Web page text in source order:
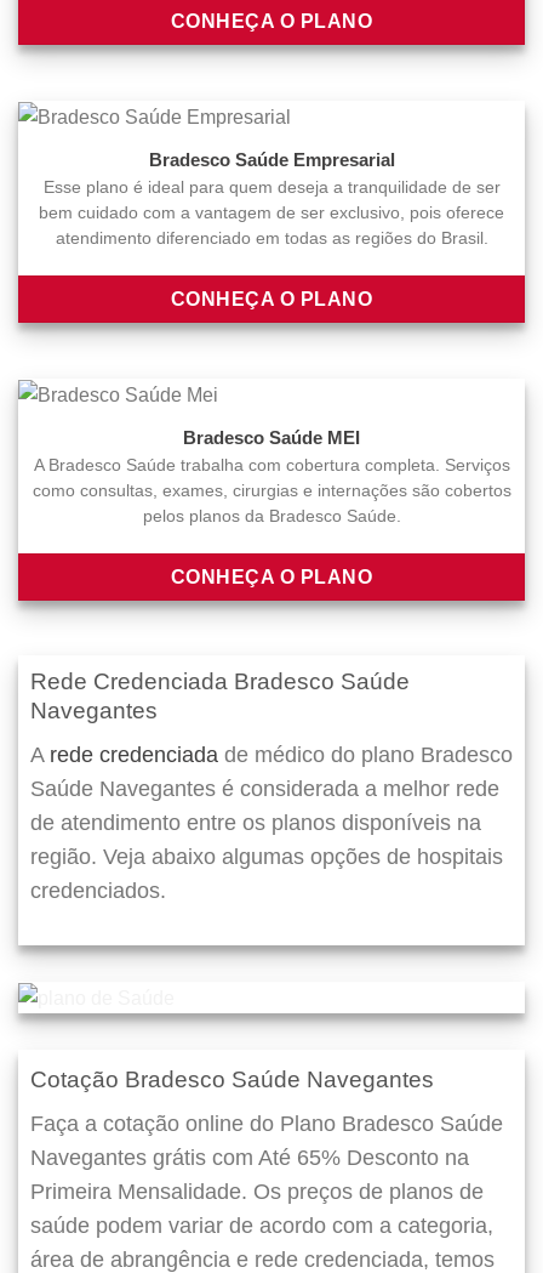
CONHEÇA O PLANO
Bradesco Saúde Empresarial
Esse plano é ideal para quem deseja a tranquilidade de ser
bem cuidado com a vantagem de ser exclusivo, pois oferece
atendimento diferenciado em todas as regiões do Brasil.
CONHEÇA O PLANO
Bradesco Saúde MEI
A Bradesco Saúde trabalha com cobertura completa. Serviços
como consultas, exames, cirurgias e internações são cobertos
pelos planos da Bradesco Saúde.
CONHEÇA O PLANO
Rede Credenciada Bradesco Saúde
Navegantes
A rede credenciada de médico do plano Bradesco
Saúde Navegantes é considerada a melhor rede
de atendimento entre os planos disponíveis na
região. Veja abaixo algumas opções de hospitais
credenciados.
Cotação Bradesco Saúde Navegantes
Faça a cotação online do Plano Bradesco Saúde
Navegantes grátis com Até 65% Desconto na
Primeira Mensalidade. Os preços de planos de
saúde podem variar de acordo com a categoria,
área de abrangência e rede credenciada, temos